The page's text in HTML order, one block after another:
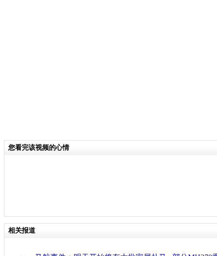
您看完该视频的心情
相关报道